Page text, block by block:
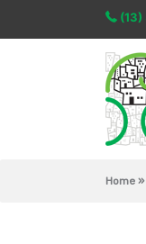
Home »